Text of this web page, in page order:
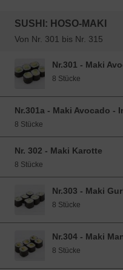
SUSHI: HOSO-MAKI
Von Nr. 301 bis Nr. 315
Nr.301 - Maki
8 Stücke
Nr.301a - Maki Avocado -
8 Stücke
Nr. 302 - Maki Karotte
8 Stücke
Nr.303 - Maki
8 Stücke
Nr.304 - Maki
8 Stücke